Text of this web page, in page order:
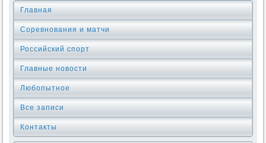
Главная
Соревнования и матчи
Российский спорт
Главные новости
Любопытное
Все записи
Контакты